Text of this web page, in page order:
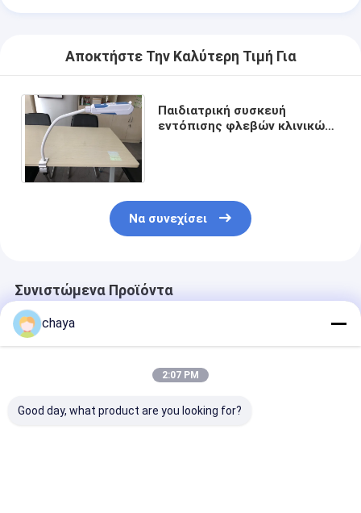
Αποκτήστε Την Καλύτερη Τιμή Για
Παιδιατρική συσκευή
εντόπισης φλεβών κλινικών
Να συνεχίσει
Συνιστώμενα Προϊόντα
chaya
2:07 PM
Good day, what product are you looking for?